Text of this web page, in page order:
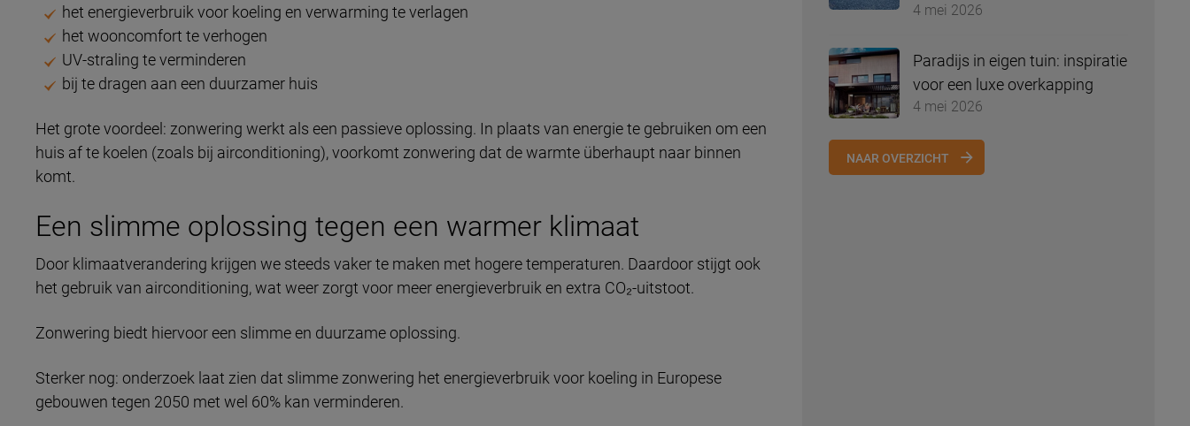
het energieverbruik voor koeling en verwarming te verlagen
het wooncomfort te verhogen
UV-straling te verminderen
bij te dragen aan een duurzamer huis
Het grote voordeel: zonwering werkt als een passieve oplossing. In plaats van energie te gebruiken om een
huis af te koelen (zoals bij airconditioning), voorkomt zonwering dat de warmte überhaupt naar binnen
komt.
Een slimme oplossing tegen een warmer klimaat
Door klimaatverandering krijgen we steeds vaker te maken met hogere temperaturen. Daardoor stijgt ook
het gebruik van airconditioning, wat weer zorgt voor meer energieverbruik en extra CO₂-uitstoot.
Zonwering biedt hiervoor een slimme en duurzame oplossing.
Sterker nog: onderzoek laat zien dat slimme zonwering het energieverbruik voor koeling in Europese
gebouwen tegen 2050 met wel 60% kan verminderen.
4 mei 2026
Paradijs in eigen tuin: inspiratie
voor een luxe overkapping
4 mei 2026
NAAR OVERZICHT